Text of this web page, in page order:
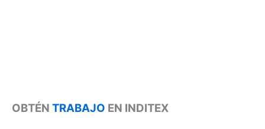
OBTÉN TRABAJO EN INDITEX